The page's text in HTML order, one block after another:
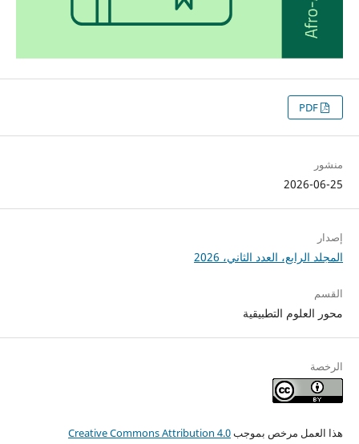
PDF
منشور
2026-06-25
إصدار
المجلد الرابع، العدد الثاني، 2026
القسم
محور العلوم التطبيقية
الرخصة
هذا العمل مرخص بموجبCreative Commons Attribution 4.0